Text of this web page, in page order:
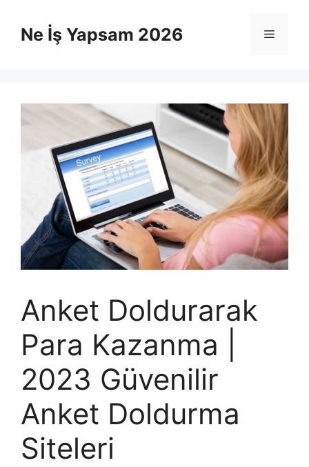
Ne İş Yapsam 2026 Menü
Anket Doldurarak
Para Kazanma |
2023 Güvenilir
Anket Doldurma
Siteleri